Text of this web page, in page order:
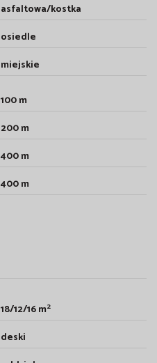
asfaltowa/kostka
osiedle
miejskie
100 m
200 m
400 m
400 m
18/12/16 m2
deski